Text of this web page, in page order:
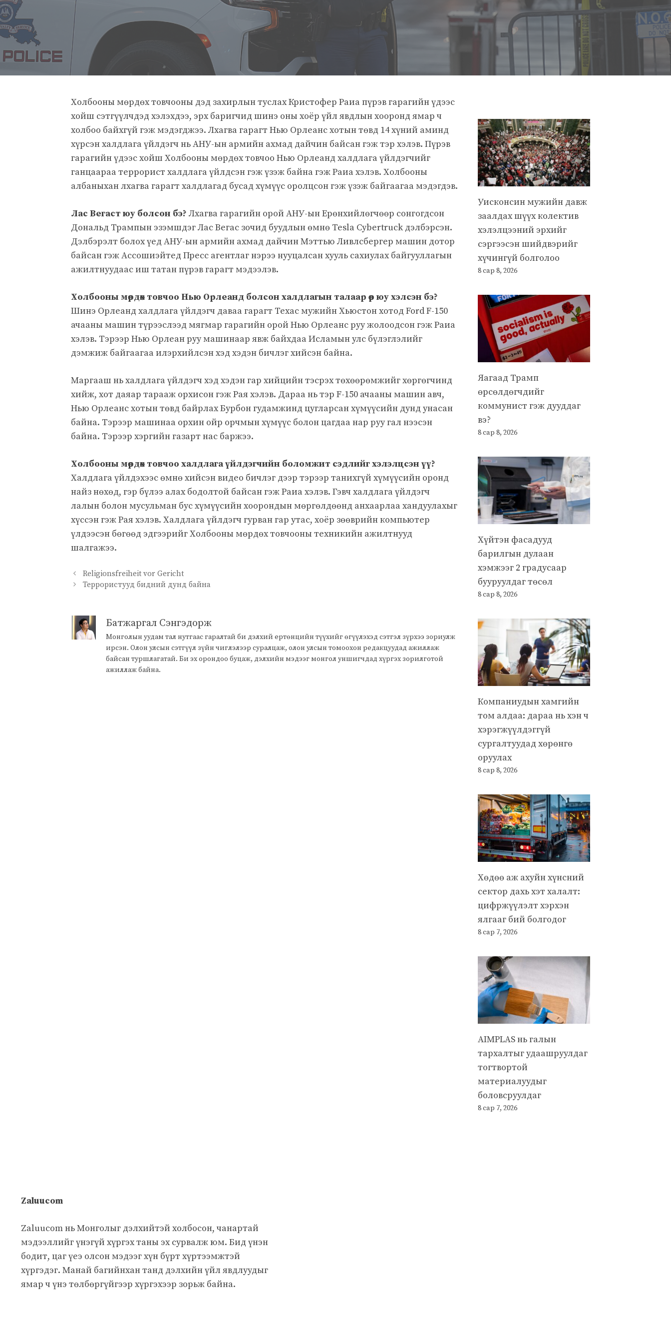
Холбооны мөрдөх товчооны дэд захирлын туслах Кристофер Раиа пүрэв гарагийн үдээс
хойш сэтгүүлчдэд хэлэхдээ, эрх баригчид шинэ оны хоёр үйл явдлын хооронд ямар ч
холбоо байхгүй гэж мэдэгджээ. Лхагва гарагт Нью Орлеанс хотын төвд 14 хүний ​​аминд
хүрсэн халдлага үйлдэгч нь АНУ-ын армийн ахмад дайчин байсан гэж тэр хэлэв. Пүрэв
гарагийн үдээс хойш Холбооны мөрдөх товчоо Нью Орлеанд халдлага үйлдэгчийг
ганцаараа террорист халдлага үйлдсэн гэж үзэж байна гэж Раиа хэлэв. Холбооны
албаныхан лхагва гарагт халдлагад бусад хүмүүс оролцсон гэж үзэж байгаагаа мэдэгдэв.
Лас Вегаст юу болсон бэ? Лхагва гарагийн орой АНУ-ын Ерөнхийлөгчөөр сонгогдсон
Дональд Трампын эзэмшдэг Лас Вегас зочид буудлын өмнө Tesla Cybertruck дэлбэрсэн.
Дэлбэрэлт болох үед АНУ-ын армийн ахмад дайчин Мэттью Ливлсбергер машин дотор
байсан гэж Ассошиэйтед Пресс агентлаг нэрээ нууцалсан хууль сахиулах байгууллагын
ажилтнуудаас иш татан пүрэв гарагт мэдээлэв.
Холбооны мөрдөх товчоо Нью Орлеанд болсон халдлагын талаар өөр юу хэлсэн бэ?
Шинэ Орлеанд халдлага үйлдэгч даваа гарагт Техас мужийн Хьюстон хотод Ford F-150
ачааны машин түрээслээд мягмар гарагийн орой Нью Орлеанс руу жолоодсон гэж Раиа
хэлэв. Тэрээр Нью Орлеан руу машинаар явж байхдаа Исламын улс бүлэглэлийг
дэмжиж байгаагаа илэрхийлсэн хэд хэдэн бичлэг хийсэн байна.
Маргааш нь халдлага үйлдэгч хэд хэдэн гар хийцийн тэсрэх төхөөрөмжийг хөргөгчинд
хийж, хот даяар тарааж орхисон гэж Рая хэлэв. Дараа нь тэр F-150 ачааны машин авч,
Нью Орлеанс хотын төвд байрлах Бурбон гудамжинд цугларсан хүмүүсийн дунд унасан
байна. Тэрээр машинаа орхин ойр орчмын хүмүүс болон цагдаа нар руу гал нээсэн
байна. Тэрээр хэргийн газарт нас баржээ.
Холбооны мөрдөх товчоо халдлага үйлдэгчийн боломжит сэдлийг хэлэлцсэн үү?
Халдлага үйлдэхээс өмнө хийсэн видео бичлэг дээр тэрээр танихгүй хүмүүсийн оронд
найз нөхөд, гэр бүлээ алах бодолтой байсан гэж Раиа хэлэв. Гэвч халдлага үйлдэгч
лалын болон мусульман бус хүмүүсийн хоорондын мөргөлдөөнд анхаарлаа хандуулахыг
хүссэн гэж Рая хэлэв. Халдлага үйлдэгч гурван гар утас, хоёр зөөврийн компьютер
үлдээсэн бөгөөд эдгээрийг Холбооны мөрдөх товчооны техникийн ажилтнууд
шалгажээ.
Religionsfreiheit vor Gericht
Террористууд бидний дунд байна
Батжаргал Сэнгэдорж
Монголын уудам тал нутгаас гаралтай би дэлхий ертөнцийн түүхийг өгүүлэхэд сэтгэл зүрхээ зориулж
ирсэн. Олон улсын сэтгүүл зүйн чиглэлээр суралцаж, олон улсын томоохон редакцуудад ажиллаж
байсан туршлагатай. Би эх орондоо буцаж, дэлхийн мэдээг монгол уншигчдад хүргэх зорилготой
ажиллаж байна.
Уисконсин мужийн давж
заалдах шүүх колектив
хэлэлцээний эрхийг
сэргээсэн шийдвэрийг
хүчингүй болголоо
8 сар 8, 2026
Яагаад Трамп
өрсөлдөгчдийг
коммунист гэж дууддаг
вэ?
8 сар 8, 2026
Хүйтэн фасадууд
барилгын дулаан
хэмжээг 2 градусаар
бууруулдаг төсөл
8 сар 8, 2026
Компаниудын хамгийн
том алдаа: дараа нь хэн ч
хэрэгжүүлдэггүй
сургалтуудад хөрөнгө
оруулах
8 сар 8, 2026
Хөдөө аж ахуйн хүнсний
сектор дахь хэт халалт:
цифржүүлэлт хэрхэн
ялгааг бий болгодог
8 сар 7, 2026
AIMPLAS нь галын
тархалтыг удаашруулдаг
тогтвортой
материалуудыг
боловсруулдаг
8 сар 7, 2026
Zaluucom
Zaluucom нь Монголыг дэлхийтэй холбосон, чанартай
мэдээллийг үнэгүй хүргэх таны эх сурвалж юм. Бид үнэн
бодит, цаг үеэ олсон мэдээг хүн бүрт хүртээмжтэй
хүргэдэг. Манай багийнхан танд дэлхийн үйл явдлуудыг
ямар ч үнэ төлбөргүйгээр хүргэхээр зорьж байна.